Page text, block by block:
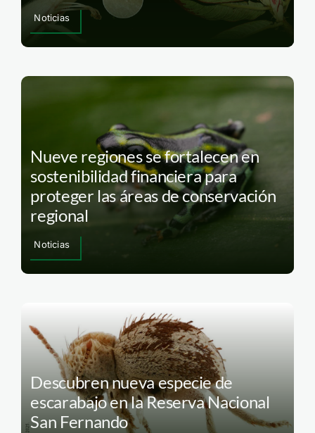
Noticias
Nueve regiones se fortalecen en
sostenibilidad financiera para
proteger las áreas de conservación
regional
Noticias
Descubren nueva especie de
escarabajo en la Reserva Nacional
San Fernando